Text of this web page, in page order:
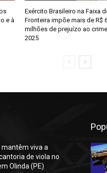
e à
Exército Brasileiro na Faixa
Fronteira impõe mais de R$
milhões de prejuízo ao
2025
mantêm viva a
de viola no
Olinda (PE)